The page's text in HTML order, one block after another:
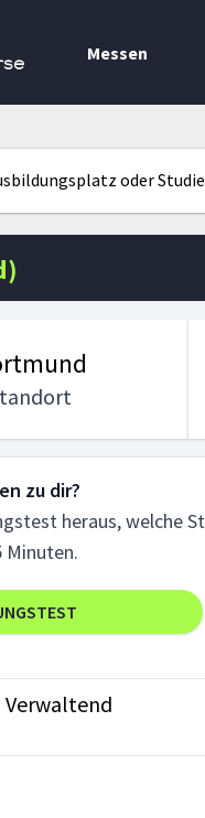
Messen
oder
zu dir?
heraus, welche
Minuten.
Verwaltend